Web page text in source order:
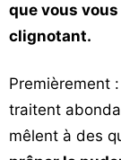
que vous
clignotant.
Premièrement
traitent
mêlent à des